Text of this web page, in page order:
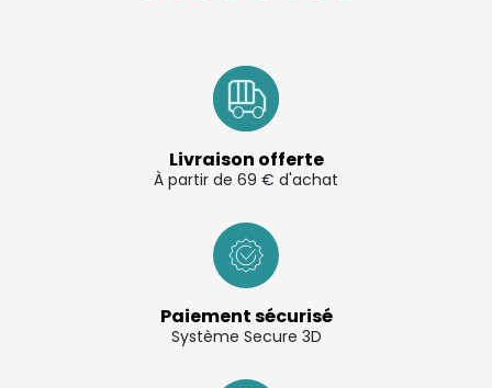
Livraison offerte
À partir de 69 € d'achat
Paiement sécurisé
Système Secure 3D